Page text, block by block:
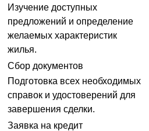
Изучение доступных
предложений и определение
желаемых характеристик
жилья.
Сбор документов
Подготовка всех необходимых
справок и удостоверений для
завершения сделки.
Заявка на кредит